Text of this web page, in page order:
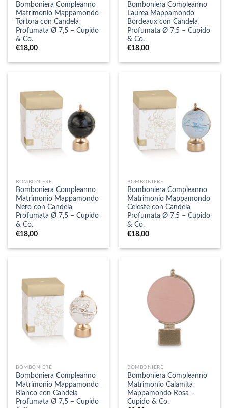
Bomboniera Compleanno
Matrimonio Mappamondo
Tortora con Candela
Profumata Ø 7,5 – Cupido
& Co.
€18,00
Bomboniera Compleanno
Laurea Mappamondo
Bordeaux con Candela
Profumata Ø 7,5 – Cupido
& Co.
€18,00
BOMBONIERE
Bomboniera Compleanno
Matrimonio Mappamondo
Nero con Candela
Profumata Ø 7,5 – Cupido
& Co.
€18,00
BOMBONIERE
Bomboniera Compleanno
Matrimonio Mappamondo
Celeste con Candela
Profumata Ø 7,5 – Cupido
& Co.
€18,00
BOMBONIERE
Bomboniera Compleanno
Matrimonio Mappamondo
Bianco con Candela
Profumata Ø 7,5 – Cupido
BOMBONIERE
Bomboniera Compleanno
Matrimonio Calamita
Mappamondo Rosa –
Cupido & Co.